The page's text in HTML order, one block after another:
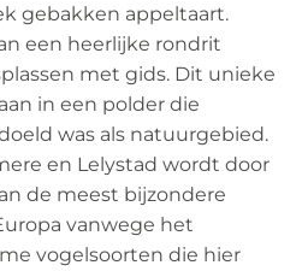
gebakken appeltaart.
een heerlijke rondrit
met gids. Dit unieke
in een polder die
was als natuurgebied.
en Lelystad wordt door
de meest bijzondere
vanwege het
vogelsoorten die hier